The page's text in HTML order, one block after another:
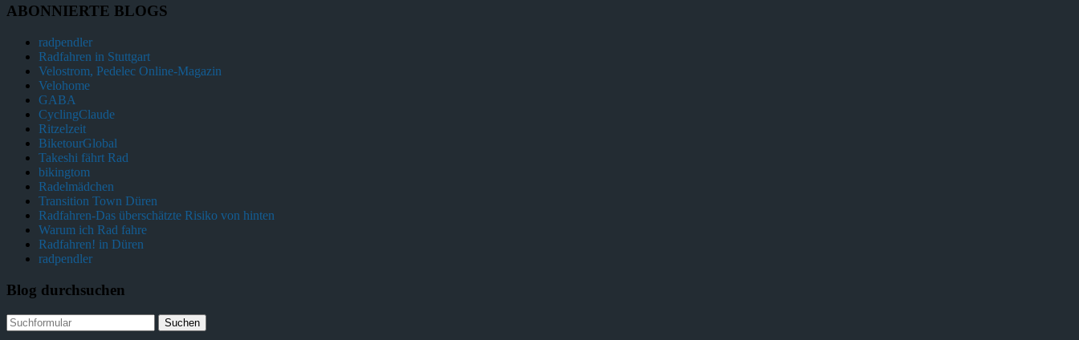
ABONNIERTE BLOGS
radpendler
Radfahren in Stuttgart
Velostrom, Pedelec Online-Magazin
Velohome
GABA
CyclingClaude
Ritzelzeit
BiketourGlobal
Takeshi fährt Rad
bikingtom
Radelmädchen
Transition Town Düren
Radfahren-Das überschätzte Risiko von hinten
Warum ich Rad fahre
Radfahren! in Düren
radpendler
Blog durchsuchen